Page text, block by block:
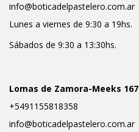
info@boticadelpastelero.com.ar
Lunes a viernes de 9:30 a 19hs.
Sábados de 9:30 a 13:30hs.
Lomas de Zamora-Meeks 167
+5491155818358
info@boticadelpastelero.com.ar